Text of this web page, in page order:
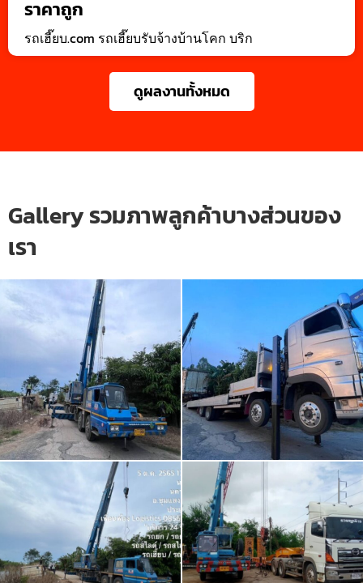
ราคาถูก
รถเฮี๊ยบ.com รถเฮี๊ยบรับจ้างบ้านโคก บริก
ดูผลงานทั้งหมด
Gallery รวมภาพลูกค้าบางส่วนของ
เรา